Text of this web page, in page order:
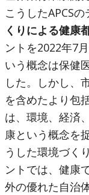
こうしたAPCSの
くりによる健康
ントを2022年7
いう概念は保健
した。しかし、
を含めたより包
は、環境、経済
康という概念を
うした環境づく
ントでは、健康
外の優れた自治